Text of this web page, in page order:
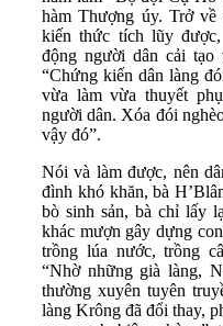
hàm Thượng úy. Trở
kiến thức tích lũy
động người dân cải
“Chứng kiến dân làng
vừa làm vừa thuyết
người dân. Xóa đói
vậy đó”.
Nói và làm được, nên
đình khó khăn, bà
bò sinh sản, bà chỉ lấy
khác mượn gây dựng
trồng lúa nước, trồng
“Nhờ những già làng,
thường xuyên tuyên
làng Krông đã đổi thay,